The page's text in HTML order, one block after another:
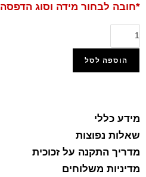
*חובה לבחור מידה וסוג הדפסה
הוספה לסל
מידע כללי
שאלות נפוצות
מדריך התקנה על זכוכית
מדיניות משלוחים